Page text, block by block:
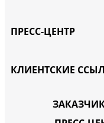
ПРЕСС-ЦЕНТР
КЛИЕНТСКИЕ